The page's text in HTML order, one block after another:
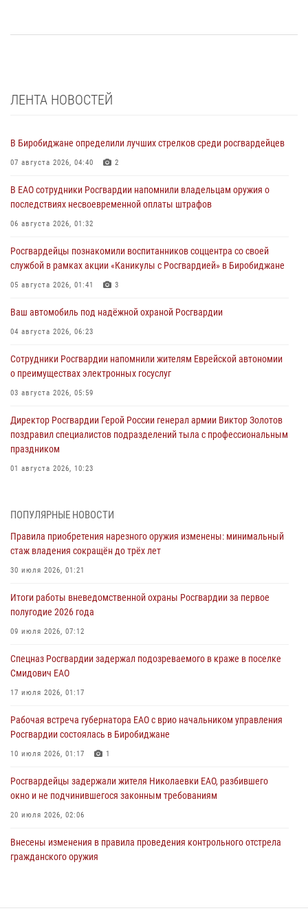
ЛЕНТА НОВОСТЕЙ
В Биробиджане определили лучших стрелков среди росгвардейцев
07 августа 2026, 04:40 2
В ЕАО сотрудники Росгвардии напомнили владельцам оружия о
последствиях несвоевременной оплаты штрафов
06 августа 2026, 01:32
Росгвардейцы познакомили воспитанников соццентра со своей
службой в рамках акции «Каникулы с Росгвардией» в Биробиджане
05 августа 2026, 01:41 3
Ваш автомобиль под надёжной охраной Росгвардии
04 августа 2026, 06:23
Сотрудники Росгвардии напомнили жителям Еврейской автономии
о преимуществах электронных госуслуг
03 августа 2026, 05:59
Директор Росгвардии Герой России генерал армии Виктор Золотов
поздравил специалистов подразделений тыла с профессиональным
праздником
01 августа 2026, 10:23
Российской Федерации
В Росгвардии вспоминают российских воинов, погибших в Первой
мировой войне 1914-1918 годов
Внесены изменения в правила проведения контрольного отстрела
гражданского оружия
Правила приобретения нарезного оружия изменены: минимальный
стаж владения сокращён до трёх лет
ПОПУЛЯРНЫЕ НОВОСТИ
Правила приобретения нарезного оружия изменены: минимальный
стаж владения сокращён до трёх лет
30 июля 2026, 01:21
Итоги работы вневедомственной охраны Росгвардии за первое
полугодие 2026 года
09 июля 2026, 07:12
Спецназ Росгвардии задержал подозреваемого в краже в поселке
Смидович ЕАО
17 июля 2026, 01:17
Рабочая встреча губернатора ЕАО с врио начальником управления
Росгвардии состоялась в Биробиджане
10 июля 2026, 01:17 1
Росгвардейцы задержали жителя Николаевки ЕАО, разбившего
окно и не подчинившегося законным требованиям
20 июля 2026, 02:06
Внесены изменения в правила проведения контрольного отстрела
гражданского оружия